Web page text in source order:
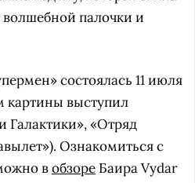
палочки и
состоялась 11 июля
картины выступил
«Отряд
Ознакомиться с
вобзоре Баира Vydar